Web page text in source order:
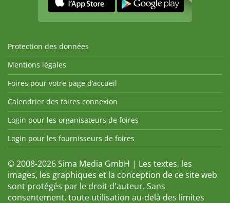
Protection des données
Mentions légales
Foires pour votre page d’accueil
Calendrier des foires connexion
Login pour les organisateurs de foires
Login pour les fournisseurs de foires
© 2008-2026 Sima Media GmbH | Les textes, les
images, les graphiques et la conception de ce site web
sont protégés par le droit d'auteur. Sans
consentement, toute utilisation au-delà des limites